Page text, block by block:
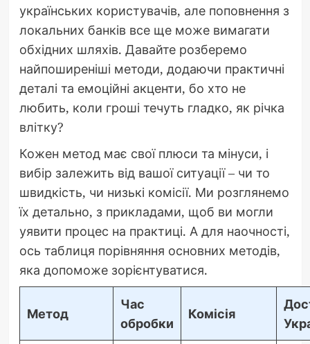
українських користувачів, але поповнення з
локальних банків все ще може вимагати
обхідних шляхів. Давайте розберемо
найпоширеніші методи, додаючи практичні
деталі та емоційні акценти, бо хто не
любить, коли гроші течуть гладко, як річка
влітку?
Кожен метод має свої плюси та мінуси, і
вибір залежить від вашої ситуації – чи то
швидкість, чи низькі комісії. Ми розглянемо
їх детально, з прикладами, щоб ви могли
уявити процес на практиці. А для наочності,
ось таблиця порівняння основних методів,
яка допоможе зорієнтуватися.
Метод
Час
обробки
Комісія